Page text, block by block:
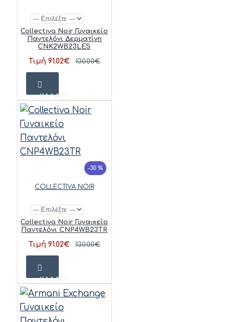
Collectiva Noir Γυναικείο
Παντελόνι Δερματίνη
CNK2WB23LES
Τιμή 91.02€ 130.00€
ΚΑΛΆΘΙ
-30 %
COLLECTIVA NOIR
Collectiva Noir Γυναικείο
Παντελόνι CNP4WB23TR
Τιμή 91.02€ 130.00€
ΚΑΛΆΘΙ